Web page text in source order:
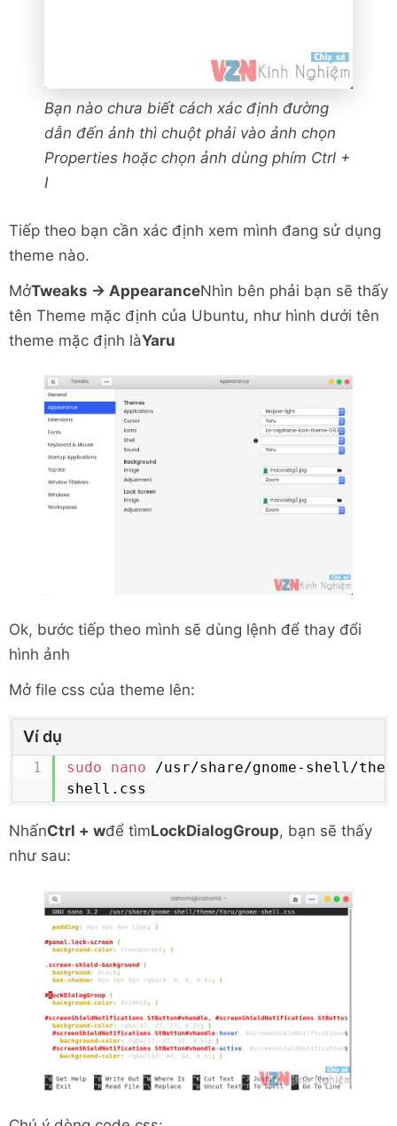
Bạn nào chưa biết cách xác định đường
dẫn đến ảnh thì chuột phải vào ảnh chọn
Properties hoặc chọn ảnh dùng phím Ctrl +
I
Tiếp theo bạn cần xác định xem mình đang sử dụng
theme nào.
MởTweaks -> AppearanceNhìn bên phải bạn sẽ thấy
tên Theme mặc định của Ubuntu, như hình dưới tên
theme mặc định làYaru
Ok, bước tiếp theo mình sẽ dùng lệnh để thay đổi
hình ảnh
Mở file css của theme lên:
Ví dụ
sudo nano /usr/share/gnome-shell/
shell.css
NhấnCtrl + wđể tìmLockDialogGroup, bạn sẽ thấy
như sau: